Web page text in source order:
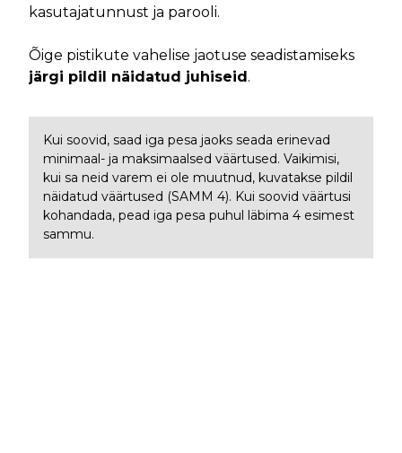
kasutajatunnust ja parooli.
Õige pistikute vahelise jaotuse seadistamiseks
järgi pildil näidatud juhiseid.
Kui soovid, saad iga pesa jaoks seada erinevad
minimaal- ja maksimaalsed väärtused. Vaikimisi,
kui sa neid varem ei ole muutnud, kuvatakse pildil
näidatud väärtused (SAMM 4). Kui soovid väärtusi
kohandada, pead iga pesa puhul läbima 4 esimest
sammu.